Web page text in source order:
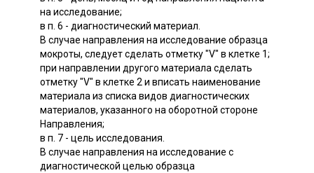
на исследование;
в п. 6 - диагностический материал.
В случае направления на исследование образца
мокроты, следует сделать отметку "V" в клетке 1;
при направлении другого материала сделать
отметку "V" в клетке 2 и вписать наименование
материала из списка видов диагностических
материалов, указанного на оборотной стороне
Направления;
в п. 7 - цель исследования.
В случае направления на исследование с
диагностической целью образца